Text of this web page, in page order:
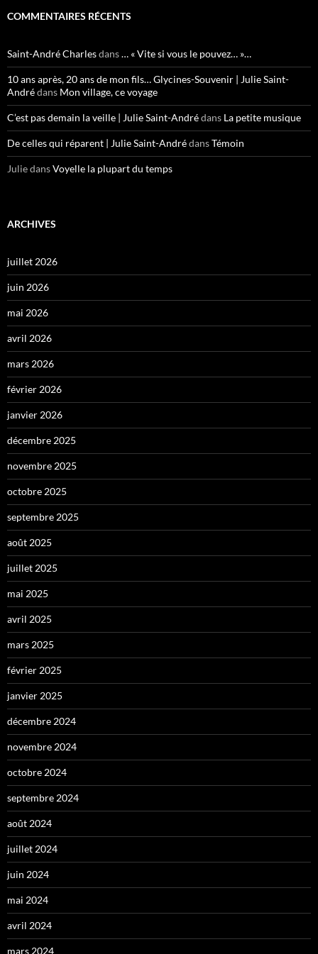
COMMENTAIRES RÉCENTS
Saint-André Charlesdans… « Vite si vous le pouvez… »…
10 ans après, 20 ans de mon fils… Glycines-Souvenir | Julie Saint-
Andrédans Mon village, ce voyage
C’est pas demain la veille | Julie Saint-Andrédans La petite musique
De celles qui réparent | Julie Saint-AndrédansTémoin
JuliedansVoyelle la plupart du temps
ARCHIVES
juillet 2026
juin 2026
mai 2026
avril 2026
mars 2026
février 2026
janvier 2026
décembre 2025
novembre 2025
octobre 2025
septembre 2025
août 2025
juillet 2025
mai 2025
avril 2025
mars 2025
février 2025
janvier 2025
décembre 2024
novembre 2024
octobre 2024
septembre 2024
août 2024
juillet 2024
juin 2024
mai 2024
avril 2024
mars 2024